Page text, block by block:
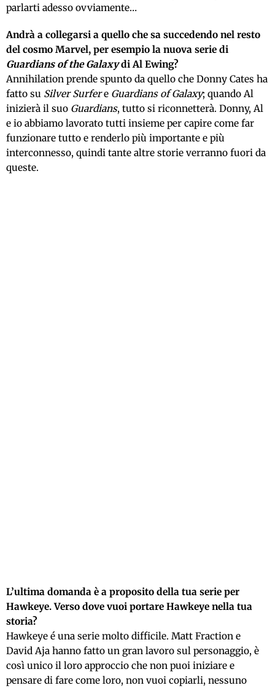
parlarti adesso ovviamente…
Andrà a collegarsi a quello che sa succedendo nel resto
del cosmo Marvel, per esempio la nuova serie di
Guardians of the Galaxydi Al Ewing?
Annihilation prende spunto da quello che Donny Cates ha
fatto su Silver Surfere Guardians of Galaxy; quando Al
inizierà il suo Guardians, tutto si riconnetterà. Donny, Al
e io abbiamo lavorato tutti insieme per capire come far
funzionare tutto e renderlo più importante e più
interconnesso, quindi tante altre storie verranno fuori da
queste.
L’ultima domanda è a proposito della tua serie per
Hawkeye. Verso dove vuoi portare Hawkeye nella tua
storia?
Hawkeye é una serie molto difficile. Matt Fraction e
David Aja hanno fatto un gran lavoro sul personaggio, è
così unico il loro approccio che non puoi iniziare e
pensare di fare come loro, non vuoi copiarli, nessuno